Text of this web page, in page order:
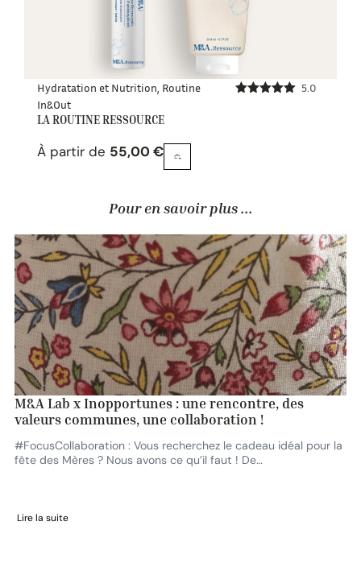
Hydratation et Nutrition Routine
In&Out
5.0
LA ROUTINE RESSOURCE
À partir de 55,00 €
Pour en savoir plus ...
M&A Lab x Inopportunes : une rencontre, des
valeurs communes, une collaboration !
#FocusCollaboration : Vous recherchez le cadeau idéal pour la
fête des Mères ? Nous avons ce qu’il faut ! De…
Lire la suite